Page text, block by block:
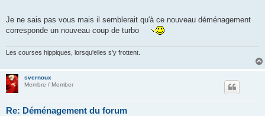
Je ne sais pas vous mais il semblerait qu'à ce nouveau déménagement
corresponde un nouveau coup de turbo
Les courses hippiques, lorsqu'elles s'y frottent.
svernoux
Membre / Member
Re: Déménagement du forum